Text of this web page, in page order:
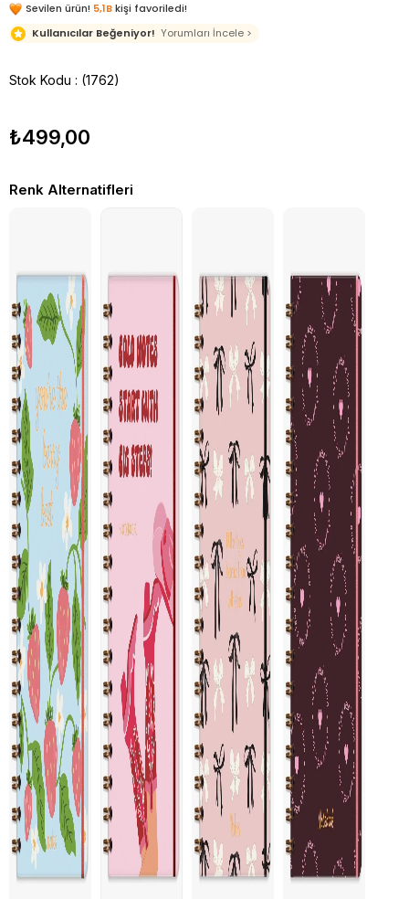
Sevilen ürün! 5,1Bkişi favoriledi!
Kullanıcılar Beğeniyor! Yorumları İncele >
Stok Kodu (1762)
₺499,00
Renk Alternatifleri